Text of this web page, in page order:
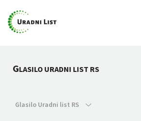
GLASILO URADNI LIST RS
Glasilo Uradni list RS